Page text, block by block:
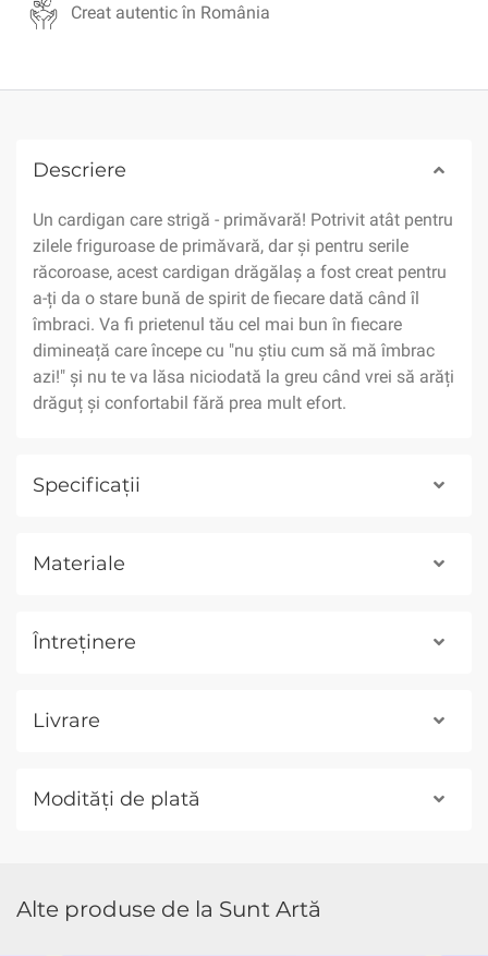
Creat autentic în România
Descriere
Un cardigan care strigă - primăvară! Potrivit atât pentru
zilele friguroase de primăvară, dar și pentru serile
răcoroase, acest cardigan drăgălaș a fost creat pentru
a-ți da o stare bună de spirit de fiecare dată când îl
îmbraci. Va fi prietenul tău cel mai bun în fiecare
dimineață care începe cu "nu știu cum să mă îmbrac
azi!" și nu te va lăsa niciodată la greu când vrei să arăți
drăguț și confortabil fără prea mult efort.
Specificații
Materiale
Întreținere
Livrare
Modități de plată
Alte produse de la Sunt Artă